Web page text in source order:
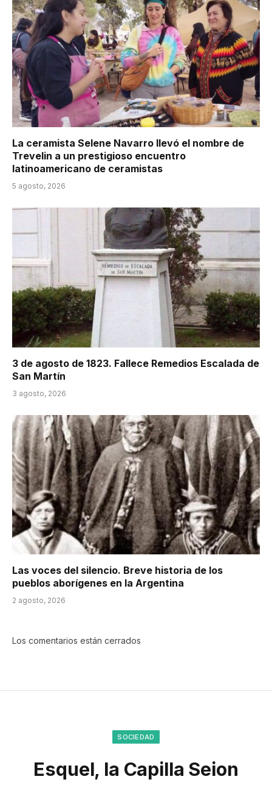
La ceramista Selene Navarro llevó el nombre de
Trevelin a un prestigioso encuentro
latinoamericano de ceramistas
5 agosto, 2026
3 de agosto de 1823. Fallece Remedios Escalada de
San Martín
3 agosto, 2026
Las voces del silencio. Breve historia de los
pueblos aborígenes en la Argentina
2 agosto, 2026
Los comentarios están cerrados
SOCIEDAD
Esquel, la Capilla Seion